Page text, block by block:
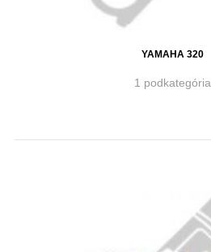
YAMAHA 320
1 podkategória